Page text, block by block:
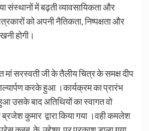
संस्थानों में बढ़ती व्यावसायिकता और
को अपनी नैतिकता, निष्पक्षता और
होगी।
सरस्वती जी के तैलीय चित्र के समक्ष दीप
करके हुआ ।कार्यक्रम का प्रारंभ
उसके बाद अतिथियों का स्वागत वो
कुमार द्वारा किया गया ।वही कमलेश